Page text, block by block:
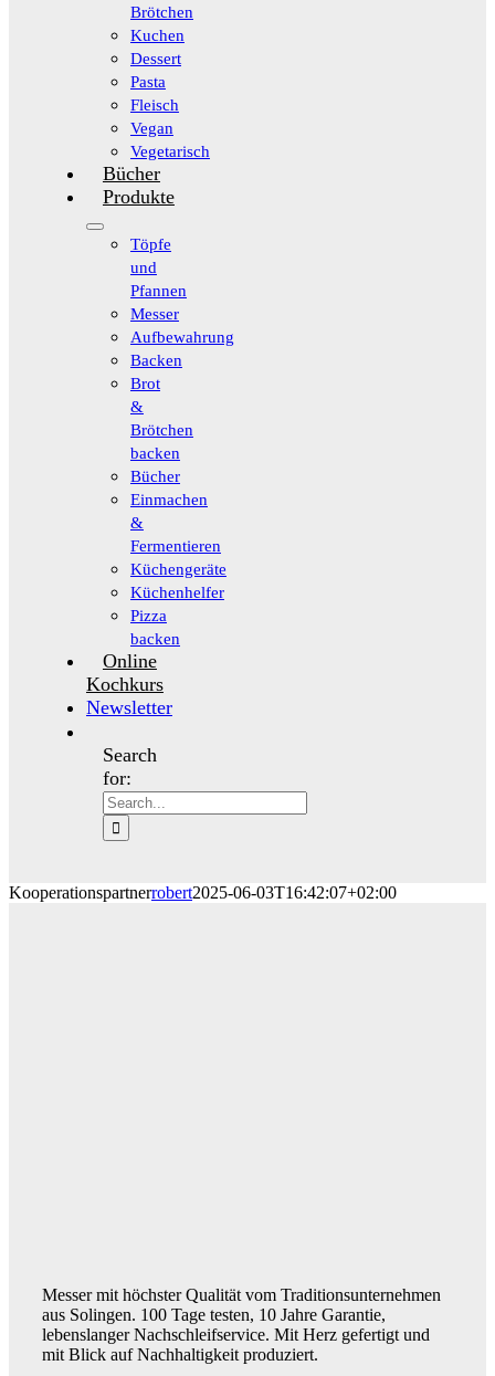
Brötchen
Kuchen
Dessert
Pasta
Fleisch
Vegan
Vegetarisch
Bücher
Produkte
Töpfe
und
Pfannen
Messer
Aufbewahrung
Backen
Brot
&
Brötchen
backen
Bücher
Einmachen
&
Fermentieren
Küchengeräte
Küchenhelfer
Pizza
backen
Online
Kochkurs
Newsletter
Search
for:
Kooperationspartnerrobert2025-06-03T16:42:07+02:00
Messer mit höchster Qualität vom Traditionsunternehmen
aus Solingen. 100 Tage testen, 10 Jahre Garantie,
lebenslanger Nachschleifservice. Mit Herz gefertigt und
mit Blick auf Nachhaltigkeit produziert.